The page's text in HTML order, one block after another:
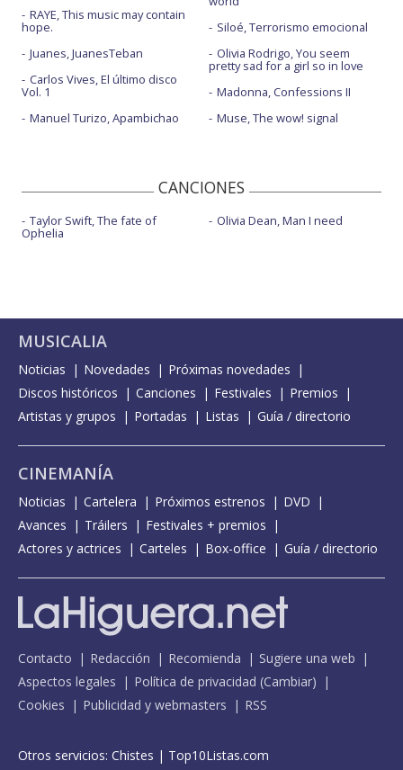
RAYE, This music may contain
hope.
Juanes, JuanesTeban
Carlos Vives, El último disco
Vol. 1
Manuel Turizo, Apambichao
Siloé, Terrorismo emocional
Olivia Rodrigo, You seem
pretty sad for a girl so in love
Madonna, Confessions II
Muse, The wow! signal
CANCIONES
Taylor Swift, The fate of
Ophelia
Olivia Dean, Man I need
MUSICALIA
Noticias Novedades
Próximas novedades
Discos históricos
Canciones Festivales
Premios
Artistas y grupos
Portadas Listas Guía / directorio
CINEMANÍA
Noticias Cartelera Próximos estrenos
DVD
Avances
Tráilers
Festivales + premios
Actores y actrices
Carteles Box-office Guía / directorio
Contacto Redacción Recomienda
Sugiere una web
Aspectos legales
Política de privacidad (Cambiar)
Cookies
Publicidad y webmasters RSS
Otros servicios: Chistes | Top10Listas.com